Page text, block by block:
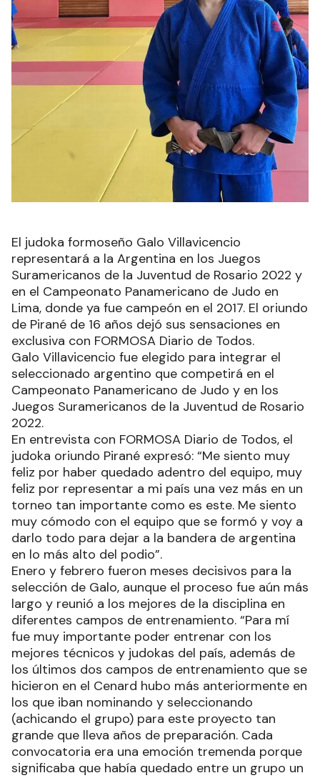
El judoka formoseño Galo Villavicencio
representará a la Argentina en los Juegos
Suramericanos de la Juventud de Rosario 2022 y
en el Campeonato Panamericano de Judo en
Lima, donde ya fue campeón en el 2017. El oriundo
de Pirané de 16 años dejó sus sensaciones en
exclusiva con FORMOSA Diario de Todos.
Galo Villavicencio fue elegido para integrar el
seleccionado argentino que competirá en el
Campeonato Panamericano de Judo y en los
Juegos Suramericanos de la Juventud de Rosario
2022.
En entrevista con FORMOSA Diario de Todos, el
judoka oriundo Pirané expresó: “Me siento muy
feliz por haber quedado adentro del equipo, muy
feliz por representar a mi país una vez más en un
torneo tan importante como es este. Me siento
muy cómodo con el equipo que se formó y voy a
darlo todo para dejar a la bandera de argentina
en lo más alto del podio”.
Enero y febrero fueron meses decisivos para la
selección de Galo, aunque el proceso fue aún más
largo y reunió a los mejores de la disciplina en
diferentes campos de entrenamiento. “Para mí
fue muy importante poder entrenar con los
mejores técnicos y judokas del país, además de
los últimos dos campos de entrenamiento que se
hicieron en el Cenard hubo más anteriormente en
los que iban nominando y seleccionando
(achicando el grupo) para este proyecto tan
grande que lleva años de preparación. Cada
convocatoria era una emoción tremenda porque
significaba que había quedado entre un grupo un